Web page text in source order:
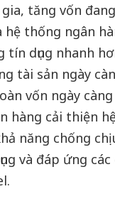
gia, tăng vốn
hệ thống ngân
dụng nhanh
tài sản ngày
vốn ngày
hàng cải thiện
năng chống
và đáp ứng